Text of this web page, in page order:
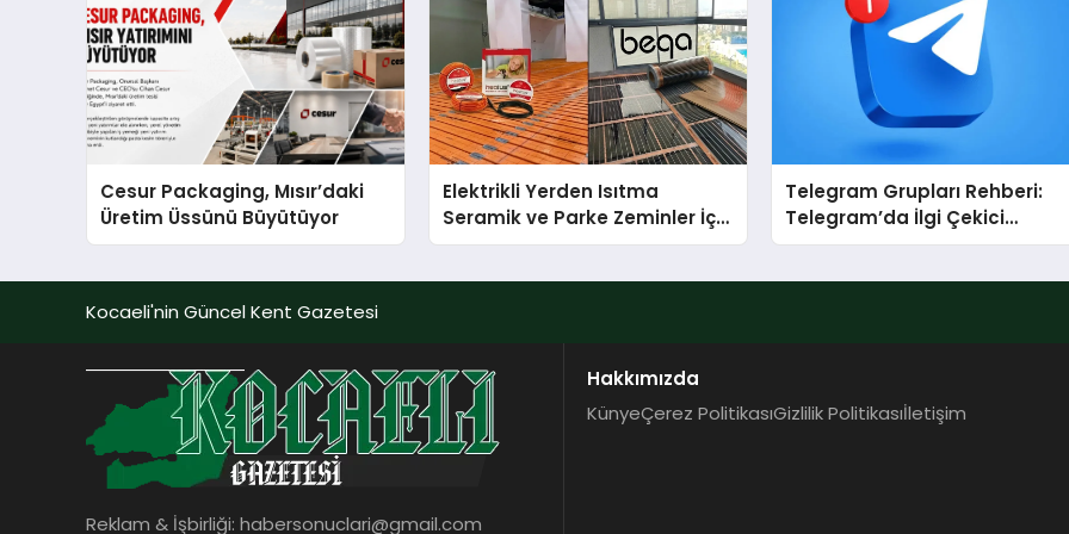
Cesur Packaging, Mısır’daki
Üretim Üssünü Büyütüyor
Elektrikli Yerden Isıtma
Seramik ve Parke Zeminler İçin
En Verimli Çözümler
Telegram Grupları Rehberi:
Telegram’da İlgi Çekici
Topluluklar Nasıl Bulunur?
Kocaeli'nin Güncel Kent Gazetesi
Reklam & İşbirliği: habersonuclari@gmail.com
Hakkımızda
KünyeÇerez PolitikasıGizlilik Politikasıİletişim